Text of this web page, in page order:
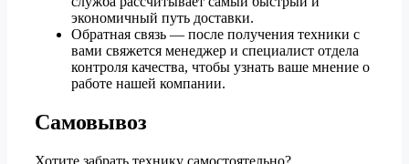
экономичный путь доставки.
Обратная связь — после получения техники с
вами свяжется менеджер и специалист отдела
контроля качества, чтобы узнать ваше мнение о
работе нашей компании.
Самовывоз
Хотите забрать технику самостоятельно?